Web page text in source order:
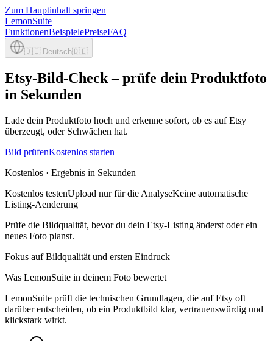
Zum Hauptinhalt springen
LemonSuite
FunktionenBeispielePreiseFAQ
🇩🇪 Deutsch🇩🇪
Etsy-Bild-Check – prüfe dein Produktfoto
in Sekunden
Lade dein Produktfoto hoch und erkenne sofort, ob es auf Etsy
überzeugt, oder Schwächen hat.
Bild prüfenKostenlos starten
Kostenlos · Ergebnis in Sekunden
Kostenlos testenUpload nur für die AnalyseKeine automatische
Listing-Aenderung
Prüfe die Bildqualität, bevor du dein Etsy-Listing änderst oder ein
neues Foto planst.
Fokus auf Bildqualität und ersten Eindruck
Was LemonSuite in deinem Foto bewertet
LemonSuite prüft die technischen Grundlagen, die auf Etsy oft
darüber entscheiden, ob ein Produktbild klar, vertrauenswürdig und
klickstark wirkt.